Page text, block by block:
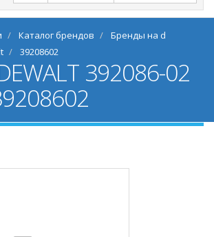
Каталог брендов
Бренды на d
39208602
392086-02